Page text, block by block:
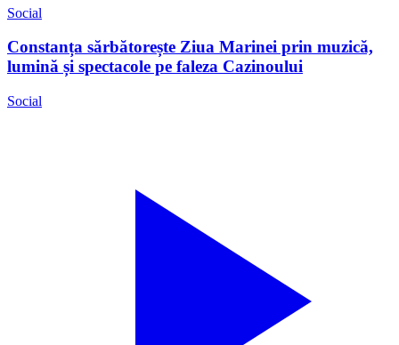
Social
Constanța sărbătorește Ziua Marinei prin muzică,
lumină și spectacole pe faleza Cazinoului
Social